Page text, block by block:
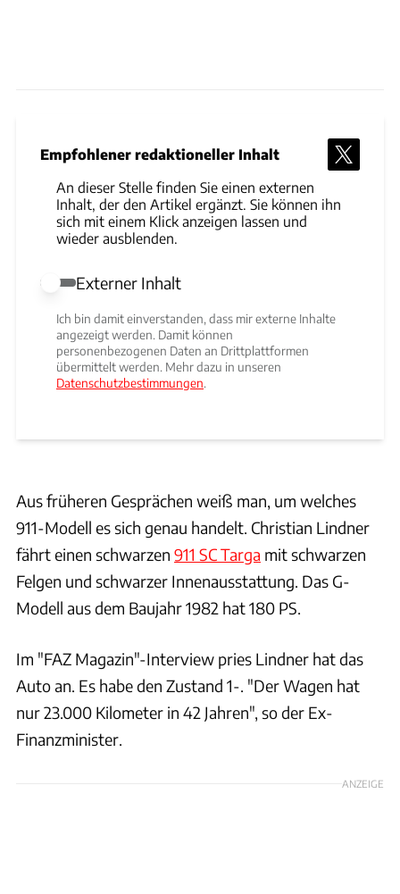
Empfohlener redaktioneller Inhalt
An dieser Stelle finden Sie einen externen
Inhalt, der den Artikel ergänzt. Sie können ihn
sich mit einem Klick anzeigen lassen und
wieder ausblenden.
Externer Inhalt erlauben
Externer Inhalt
Ich bin damit einverstanden, dass mir externe Inhalte
angezeigt werden. Damit können
personenbezogenen Daten an Drittplattformen
übermittelt werden. Mehr dazu in unseren
Datenschutzbestimmungen.
Aus früheren Gesprächen weiß man, um welches
911-Modell es sich genau handelt. Christian Lindner
fährt einen schwarzen 911 SC Targa mit schwarzen
Felgen und schwarzer Innenausstattung. Das G-
Modell aus dem Baujahr 1982 hat 180 PS.
Im "FAZ Magazin"-Interview pries Lindner hat das
Auto an. Es habe den Zustand 1-. "Der Wagen hat
nur 23.000 Kilometer in 42 Jahren", so der Ex-
Finanzminister.
ANZEIGE